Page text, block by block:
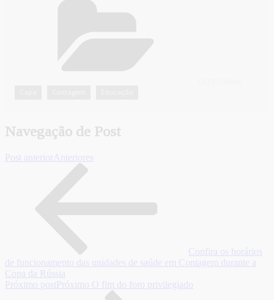
Navegação de Post
Post anterior Anteriores
Confira os horários
de funcionamento das unidades de saúde em Contagem durante a
Copa da Rússia
Próximo post Próximo O fim do foro privilegiado